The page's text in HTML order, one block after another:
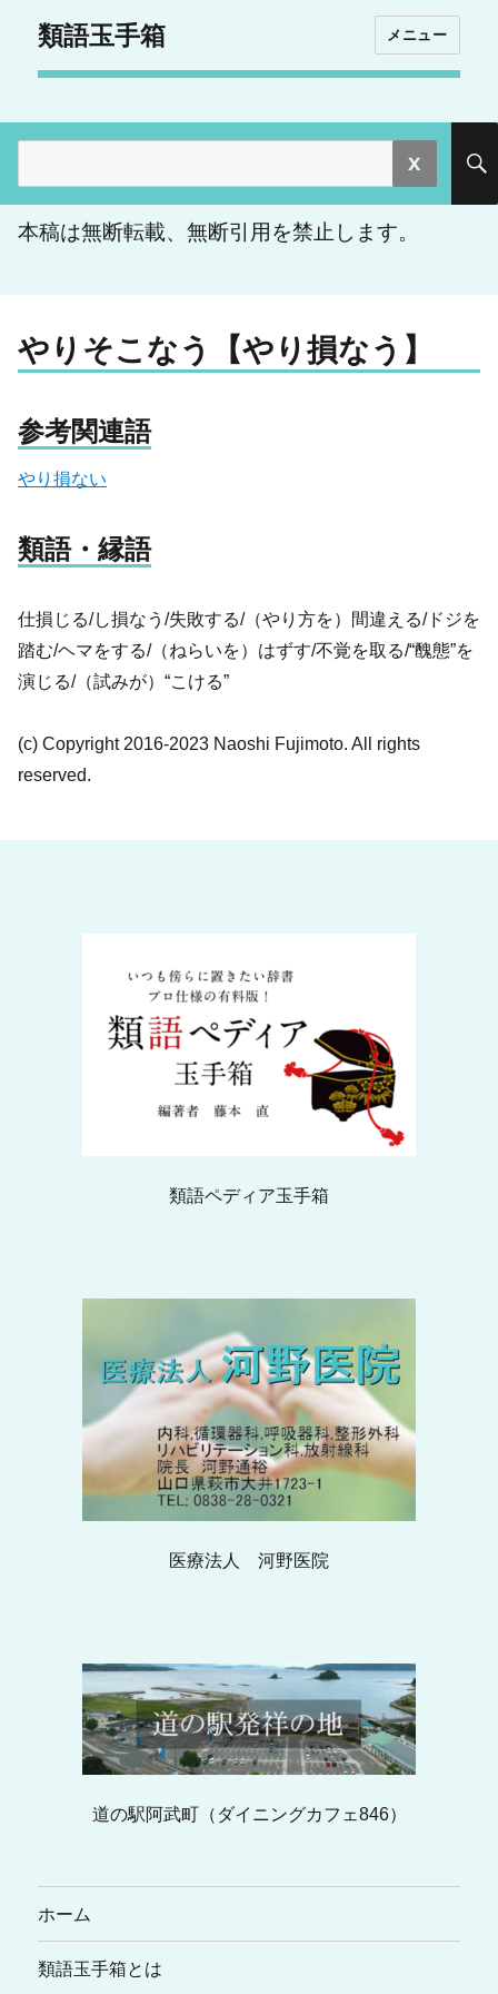
類語玉手箱 メニュー
索:
本稿は無断転載、無断引用を禁止します。
やりそこなう【やり損なう】
参考関連語
やり損ない
類語・縁語
仕損じる/し損なう/失敗する/（やり方を）間違える/ドジを
踏む/ヘマをする/（ねらいを）はずす/不覚を取る/“醜態”を
演じる/（試みが）“こける”
(c) Copyright 2016-2023 Naoshi Fujimoto. All rights
reserved.
類語ペディア玉手箱
医療法人 河野医院
道の駅阿武町（ダイニングカフェ846）
ホーム
類語玉手箱とは